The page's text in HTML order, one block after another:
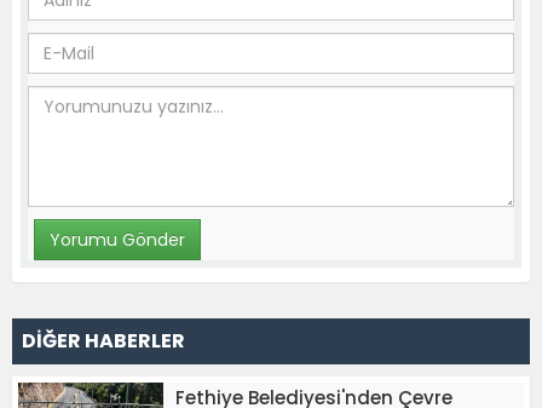
DİĞER HABERLER
Fethiye Belediyesi'nden Çevre